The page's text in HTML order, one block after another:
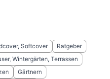
Softcover
Ratgeber
Wintergärten, Terrassen
Gärtnern